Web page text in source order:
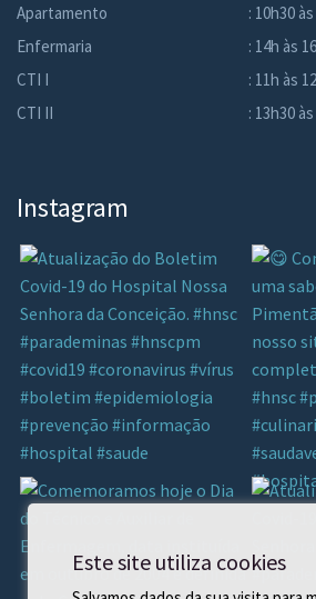
Este site utiliza cookies
Apartamento
: 10h30
Enfermaria
: 14h às
CTI I
: 11h às
CTI II
: 13h30
Instagram